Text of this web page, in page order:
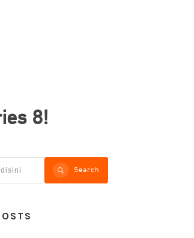
8!
Search